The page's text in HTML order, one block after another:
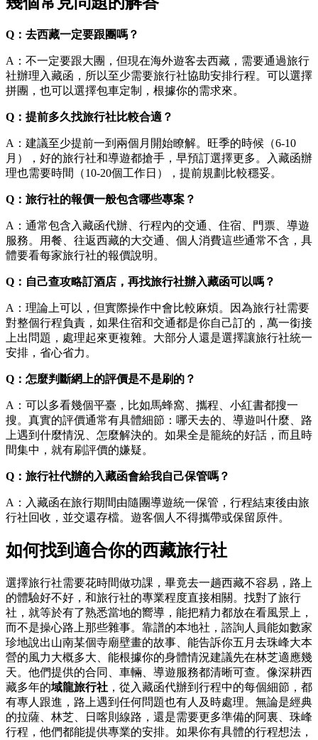
Q：去西藏一定要跟團嗎？
A：不一定要跟大團，但現在海外遊客去西藏，需要通過旅行
社辦理入藏函，所以至少需要旅行社協助安排行程。可以選擇
拼團，也可以選擇包車定制，根據你的需求來。
Q：提前多久找旅行社比較合適？
A：建議至少提前一到兩個月開始瞭解。旺季的時候（6-10
月），好的旅行社和導遊都搶手，早預訂選擇更多。入藏函辦
理也需要時間（10-20個工作日），提前規劃比較穩妥。
Q：旅行社的報價一般包含哪些專案？
A：通常包含入藏函代辦、行程內的交通、住宿、門票、導遊
服務。用餐、往返西藏的大交通、個人消費這些通常不含，具
體要看每家旅行社的報價說明。
Q：自己查攻略訂酒店，再找旅行社辦入藏函可以嗎？
A：理論上可以，但實際操作中會比較麻煩。因為旅行社需要
對整個行程負責，如果住宿和交通都是你自己訂的，萬一銜接
上出問題，處理起來更複雜。大部分人還是選擇讓旅行社統一
安排，省心省力。
Q：怎麼判斷網上的評價是不是刷的？
A：可以多看幾個平臺，比如馬蜂窩、攜程、小紅書都搜一
搜。真實的評價通常有具體細節：哪天去的、導遊叫什麼、路
上遇到什麼情況、怎麼解決的。如果全是籠統的好話，而且時
間集中，就有刷評價的嫌疑。
Q：旅行社代辦的入藏函會給我自己保管嗎？
A：入藏函在旅行期間由隨團導遊統一保管，行程結束後由旅
行社回收，並交還存檔。遊客個人不得攜帶或保留原件。
如何找到適合你的西藏旅行社
選擇旅行社需要花時間做功課，畢竟去一趟西藏不容易，路上
的體驗好不好，和旅行社的專業程度直接相關。找對了旅行
社，就等於有了熟悉當地的嚮導，能把精力都放在看風景上，
而不是操心路上那些雜事。靠譜的本地社，諮詢人員能如數家
珍地說出山南某個寺廟壁畫的故事、能告訴你五月去珠峰大本
營的風力大概多大、能根據你的身體情況建議先在林芝適應幾
天。他們提供的合同、車輛、導遊服務都清晰可查。像深耕西
藏多年的域龍旅行社 ，從入藏函代辦到行程中的每個細節，都
有專人跟進，路上遇到任何問題也有人及時處理。無論是經典
的拉薩、林芝、日喀則線路，還是需要更多準備的阿裏、珠峰
行程，他們都能提供專業的安排。如果你有具體的行程想法，